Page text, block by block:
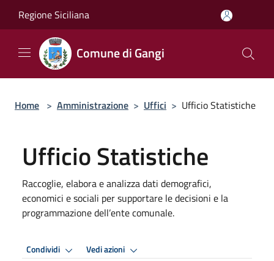
Regione Siciliana
Comune di Gangi
Home > Amministrazione > Uffici > Ufficio Statistiche
Ufficio Statistiche
Raccoglie, elabora e analizza dati demografici,
economici e sociali per supportare le decisioni e la
programmazione dell’ente comunale.
Condividi Vedi azioni